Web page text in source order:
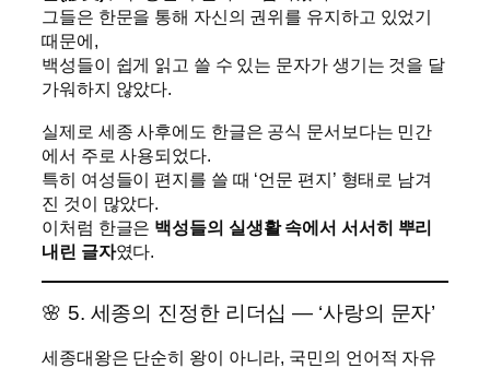
그들은 한문을 통해 자신의 권위를 유지하고 있었기
때문에,
백성들이 쉽게 읽고 쓸 수 있는 문자가 생기는 것을 달
가워하지 않았다.
실제로 세종 사후에도 한글은 공식 문서보다는 민간
에서 주로 사용되었다.
특히 여성들이 편지를 쓸 때 ‘언문 편지’ 형태로 남겨
진 것이 많았다.
이처럼 한글은 백성들의 실생활 속에서 서서히 뿌리
내린 글자였다.
🌸 5. 세종의 진정한 리더십 — ‘사랑의 문자’
세종대왕은 단순히 왕이 아니라, 국민의 언어적 자유